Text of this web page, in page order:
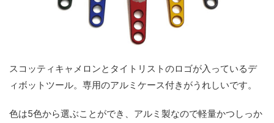
スコッティキャメロンとタイトリストのロゴが入っているデ
ィボットツール。専用のアルミケース付きがうれしいです。
色は5色から選ぶことができ、アルミ製なので軽量かつしっか